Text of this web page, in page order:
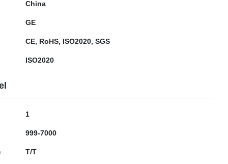
China
GE
CE, RoHS, ISO2020, SGS
ISO2020
1
999-7000
T/T